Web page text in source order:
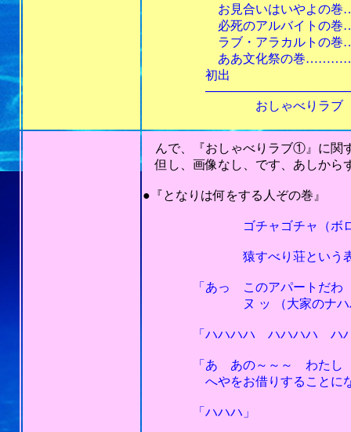
お見合いはいやよの巻
必死のアルバイトの巻
ラブ・アラカルトの巻
ああ文化祭の巻
初出
おしゃべりラブ 「プリン
んで、『おしゃべりラブ①』に関
但し、画像なし、です、あしから
●『となりは何をする人ぞの巻』
ゴチャゴチャ（ボロ家
猿すべり荘という表
「あっ このアパートだわ ご
ヌ ッ （大家のナハハ
「ハハハハ ハハハハ ハハ
「あ あの～～～ わたし
へやをお借りすることにな
「ハハハ」